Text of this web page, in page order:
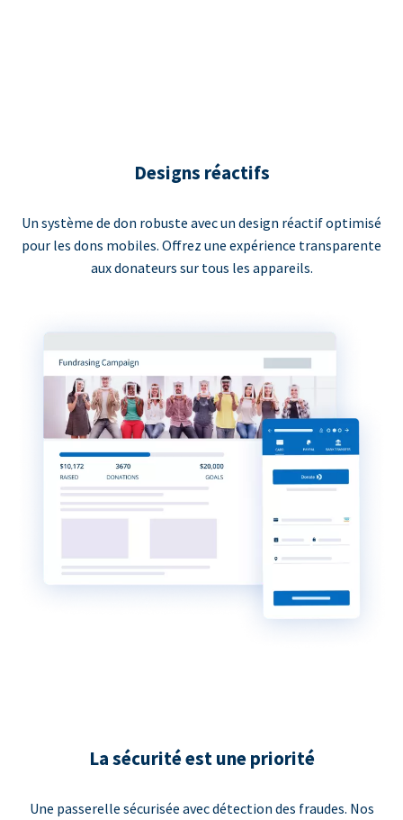
Designs réactifs
Un système de don robuste avec un design réactif optimisé
pour les dons mobiles. Offrez une expérience transparente
aux donateurs sur tous les appareils.
La sécurité est une priorité
Une passerelle sécurisée avec détection des fraudes. Nos